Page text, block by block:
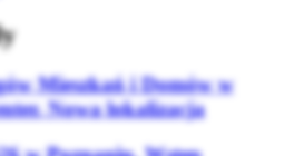
Mieszkań i Domów w
Nowa lokalizacja